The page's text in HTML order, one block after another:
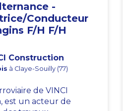
-
Conducteur
F/H F/H
Construction
à Claye-Souilly (77)
de VINCI
est un acteur de